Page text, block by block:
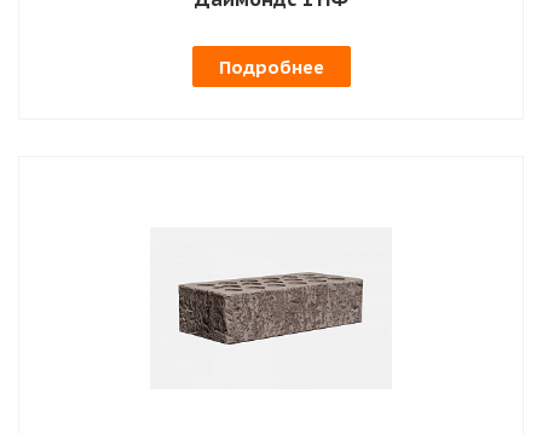
Подробнее